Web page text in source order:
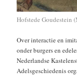
Hofstede Goudestein
Over interactie en
onder burgers en
Nederlandse
Adelsgeschiedenis